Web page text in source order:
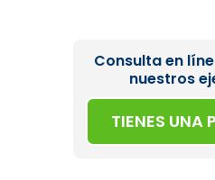
Consulta en
nuestros
TIENES UNA